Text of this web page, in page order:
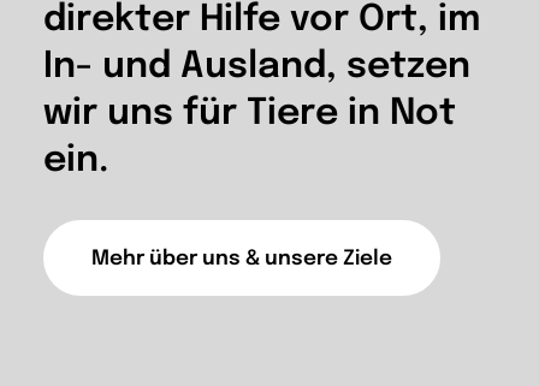
direkter Hilfe vor Ort, im
In- und Ausland, setzen
wir uns für Tiere in Not
ein.
Mehr über uns & unsere Ziele